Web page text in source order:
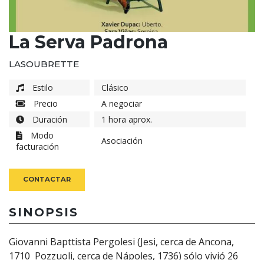
La Serva Padrona
LASOUBRETTE
Estilo
Clásico
Precio
A negociar
Duración
1 hora aprox.
Modo
facturación
Asociación
CONTACTAR
SINOPSIS
Giovanni Bapttista Pergolesi (Jesi, cerca de Ancona,
1710  Pozzuoli, cerca de Nápoles, 1736) sólo vivió 26